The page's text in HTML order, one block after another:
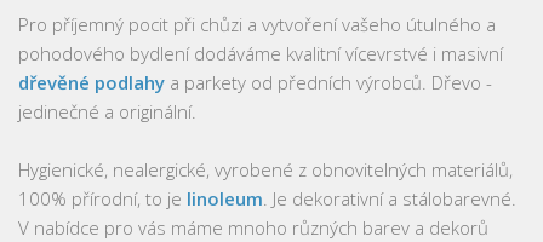
Pro příjemný pocit při chůzi a vytvoření vašeho útulného a
pohodového bydlení dodáváme kvalitní vícevrstvé i masivní
dřevěné podlahy a parkety od předních výrobců. Dřevo -
jedinečné a originální.
Hygienické, nealergické, vyrobené z obnovitelných materiálů,
100% přírodní, to je linoleum . Je dekorativní a stálobarevné.
V nabídce pro vás máme mnoho různých barev a dekorů